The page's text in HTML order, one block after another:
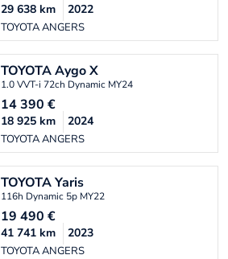
TOYOTA ANGERS
29 638 km 2022
TOYOTAAygo X
1.0 VVT-i 72ch Dynamic MY24
14 390 €
TOYOTA ANGERS
18 925 km 2024
TOYOTAYaris
116h Dynamic 5p MY22
19 490 €
TOYOTA ANGERS
41 741 km 2023